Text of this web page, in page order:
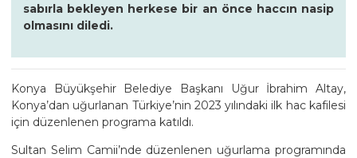
sabırla bekleyen herkese bir an önce haccın nasip
olmasını diledi.
Konya Büyükşehir Belediye Başkanı Uğur İbrahim Altay,
Konya’dan uğurlanan Türkiye’nin 2023 yılındaki ilk hac kafilesi
için düzenlenen programa katıldı.
Sultan Selim Camii’nde düzenlenen uğurlama programında